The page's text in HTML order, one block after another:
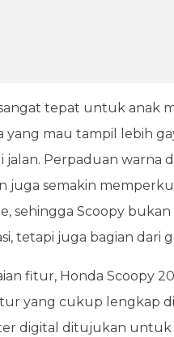
sangat tepat untuk anak
yang mau tampil lebih
jalan. Perpaduan warna
juga semakin
sehingga Scoopy bukan
tetapi juga bagian dari
fitur, Honda Scoopy
yang cukup lengkap di
digital ditujukan untuk